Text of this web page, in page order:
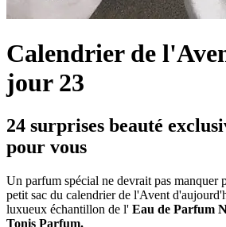
Calendrier de
jour 23
24 surprises beauté
pour vous
Un parfum spécial ne devrait pas manquer
petit sac du calendrier de l'Avent
luxueux échantillon de l' Eau de Parfum
Tonis Parfum.